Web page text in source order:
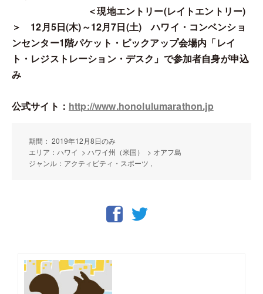
＜現地エントリー(レイトエントリー)
＞ 12月5日(木)～12月7日(土) ハワイ・コンベンショ
ンセンター1階パケット・ピックアップ会場内「レイ
ト・レジストレーション・デスク」で参加者自身が申込
み
公式サイト： http://www.honolulumarathon.jp
期間： 2019年12月8日のみ
エリア：ハワイ > ハワイ州（米国） > オアフ島
ジャンル：アクティビティ・スポーツ ,